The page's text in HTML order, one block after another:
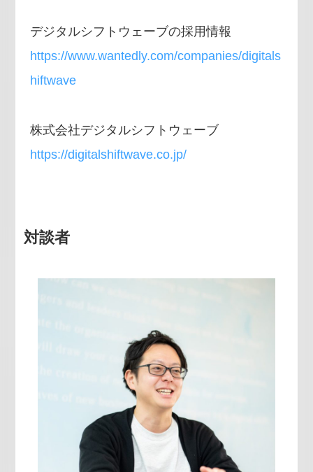
デジタルシフトウェーブの採用情報
https://www.wantedly.com/companies/digitals
hiftwave
株式会社デジタルシフトウェーブ
https://digitalshiftwave.co.jp/
対談者